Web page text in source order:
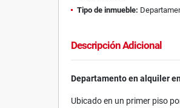
Tipo de inmueble:
Descripción Adicional
Departamento en alquiler
Ubicado en un primer piso